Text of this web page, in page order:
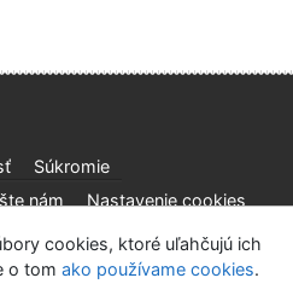
Súkromie
nám Nastavenie cookies
knižnica pri Technickej
cookies, ktoré uľahčujú ich
o tom ako používame cookies.